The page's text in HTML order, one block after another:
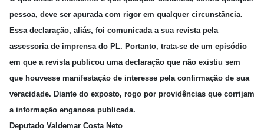
pessoa, deve ser apurada com rigor em qualquer circunstância.
Essa declaração, aliás, foi comunicada a sua revista pela
assessoria de imprensa do PL. Portanto, trata-se de um episódio
em que a revista publicou uma declaração que não existiu sem
que houvesse manifestação de interesse pela confirmação de sua
veracidade. Diante do exposto, rogo por providências que corrijam
a informação enganosa publicada.
Deputado Valdemar Costa Neto